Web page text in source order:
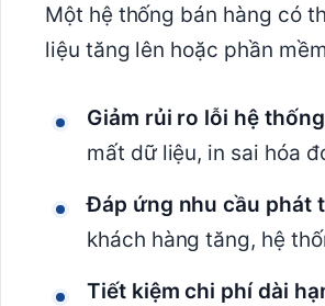
Một hệ thống bán hàng có
liệu tăng lên hoặc phần
Giảm rủi ro lỗi hệ
mất dữ liệu, in sai hóa
Đáp ứng nhu cầu phát
khách hàng tăng, hệ
Tiết kiệm chi phí dài